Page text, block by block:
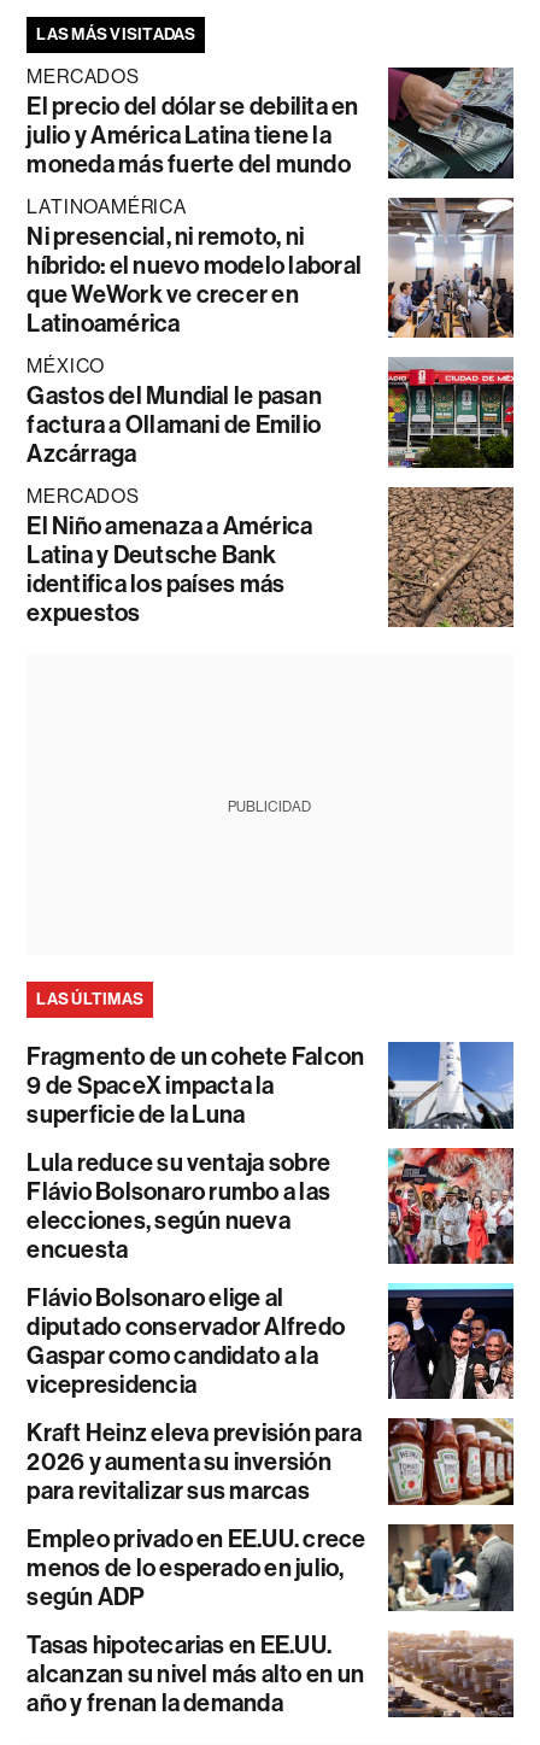
LAS MÁS VISITADAS
MERCADOS
El precio del dólar se debilita en
julio y América Latina tiene la
moneda más fuerte del mundo
LATINOAMÉRICA
Ni presencial, ni remoto, ni
híbrido: el nuevo modelo laboral
que WeWork ve crecer en
Latinoamérica
MÉXICO
Gastos del Mundial le pasan
factura a Ollamani de Emilio
Azcárraga
MERCADOS
El Niño amenaza a América
Latina y Deutsche Bank
identifica los países más
expuestos
PUBLICIDAD
LAS ÚLTIMAS
Fragmento de un cohete Falcon
9 de SpaceX impacta la
superficie de la Luna
Lula reduce su ventaja sobre
Flávio Bolsonaro rumbo a las
elecciones, según nueva
encuesta
Flávio Bolsonaro elige al
diputado conservador Alfredo
Gaspar como candidato a la
vicepresidencia
Kraft Heinz eleva previsión para
2026 y aumenta su inversión
para revitalizar sus marcas
Empleo privado en EE.UU. crece
menos de lo esperado en julio,
según ADP
Tasas hipotecarias en EE.UU.
alcanzan su nivel más alto en un
año y frenan la demanda